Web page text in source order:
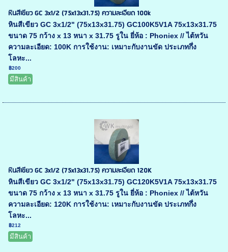
หินสีเขียว GC 3x1/2 (75x13x31.75) ความละเอียด 100k
หินสีเขียว GC 3x1/2" (75x13x31.75) GC100K5V1A 75x13x31.75
ขนาด 75 กว้าง x 13 หนา x 31.75 รูใน ยี่ห้อ : Phoniex // ไต้หวัน
ความละเอียด: 100K การใช้งาน: เหมาะกับงานขัด ประเภทกึ่ง
โลหะ...
฿200
มีสินค้า
หินสีเขียว GC 3x1/2 (75x13x31.75) ความละเอียด 120K
หินสีเขียว GC 3x1/2" (75x13x31.75) GC120K5V1A 75x13x31.75
ขนาด 75 กว้าง x 13 หนา x 31.75 รูใน ยี่ห้อ : Phoniex // ไต้หวัน
ความละเอียด: 120K การใช้งาน: เหมาะกับงานขัด ประเภทกึ่ง
โลหะ...
฿212
มีสินค้า